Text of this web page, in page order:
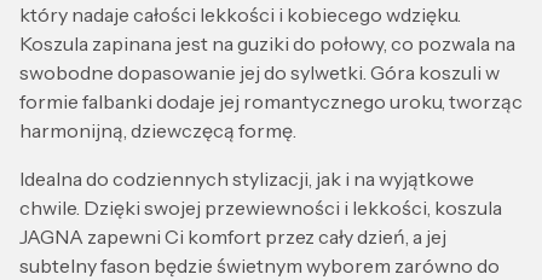
który nadaje całości lekkości i kobiecego wdzięku.
Koszula zapinana jest na guziki do połowy, co pozwala na
swobodne dopasowanie jej do sylwetki. Góra koszuli w
formie falbanki dodaje jej romantycznego uroku, tworząc
harmonijną, dziewczęcą formę.
Idealna do codziennych stylizacji, jak i na wyjątkowe
chwile. Dzięki swojej przewiewności i lekkości, koszula
JAGNA zapewni Ci komfort przez cały dzień, a jej
subtelny fason będzie świetnym wyborem zarówno do